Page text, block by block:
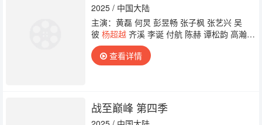
2025 / 中国大陆
主演：黄磊 何炅 彭昱畅 张子枫 张艺兴 吴
彼 杨超越齐溪 李诞 付航 陈赫 谭松韵 高瀚
宇 马嘉祺 丁程鑫 刘耀文 严浩翔
查看详情
战至巅峰 第四季